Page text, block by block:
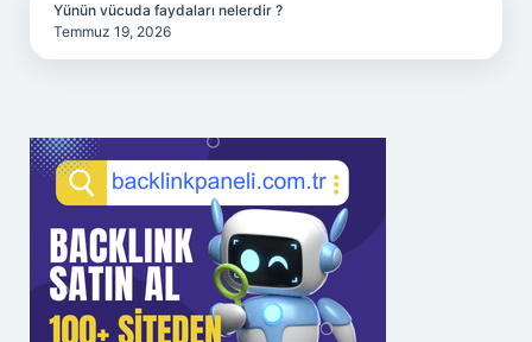
Yünün vücuda faydaları nelerdir ?
Temmuz 19, 2026